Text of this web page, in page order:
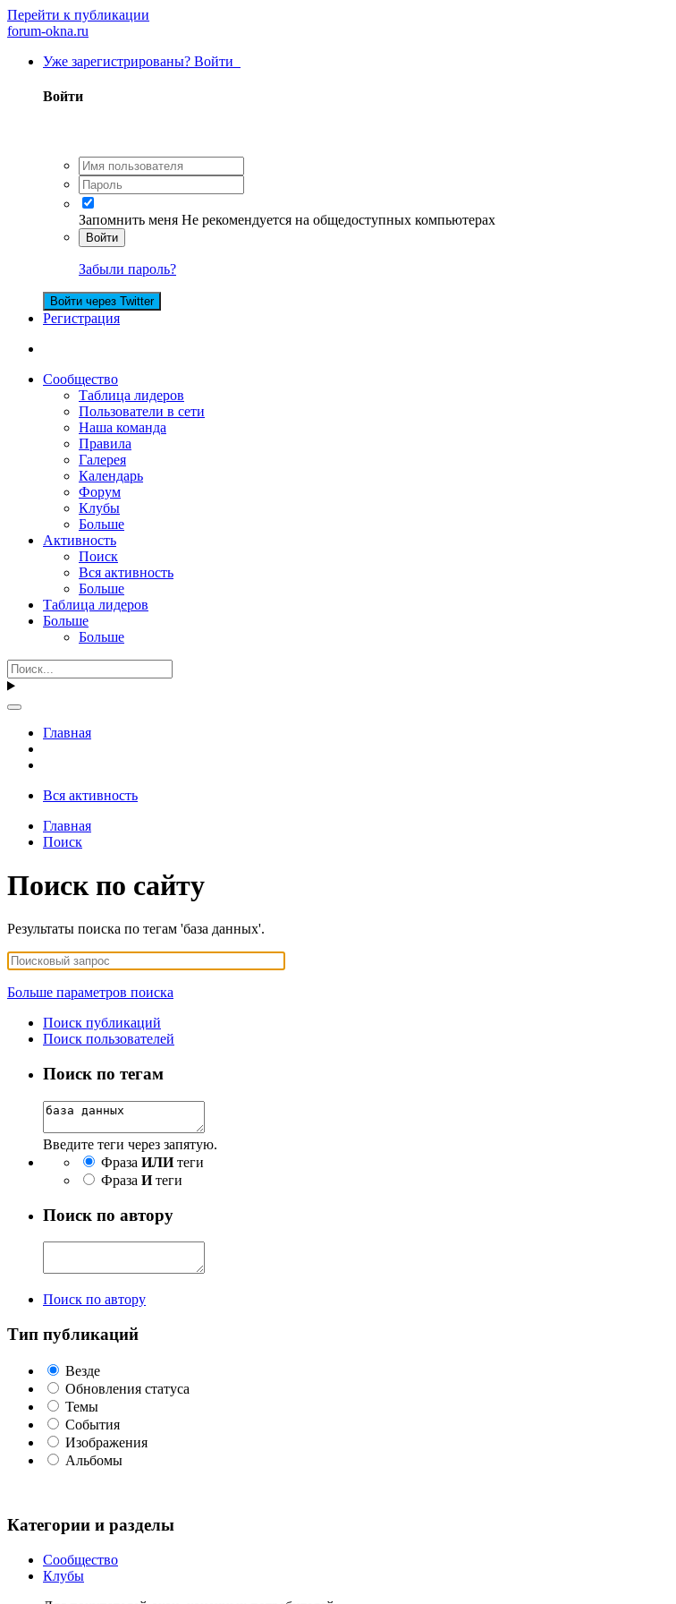
Перейти к публикации
forum-okna.ru
Уже зарегистрированы? Войти
Войти
Запомнить меня Не рекомендуется на общедоступных компьютерах
Войти
Забыли пароль?
Войти через Twitter
Регистрация
Сообщество
Таблица лидеров
Пользователи в сети
Наша команда
Правила
Галерея
Календарь
Форум
Клубы
Больше
Активность
Поиск
Вся активность
Больше
Таблица лидеров
Больше
Больше
Главная
Вся активность
Главная
Поиск
Поиск по сайту
Результаты поиска по тегам 'база данных'.
Больше параметров поиска
Поиск публикаций
Поиск пользователей
Поиск по тегам
Введите теги через запятую.
Фраза ИЛИтеги
Фраза Итеги
Поиск по автору
Поиск по автору
Тип публикаций
Везде
Обновления статуса
Темы
События
Изображения
Альбомы
Категории и разделы
Сообщество
Клубы